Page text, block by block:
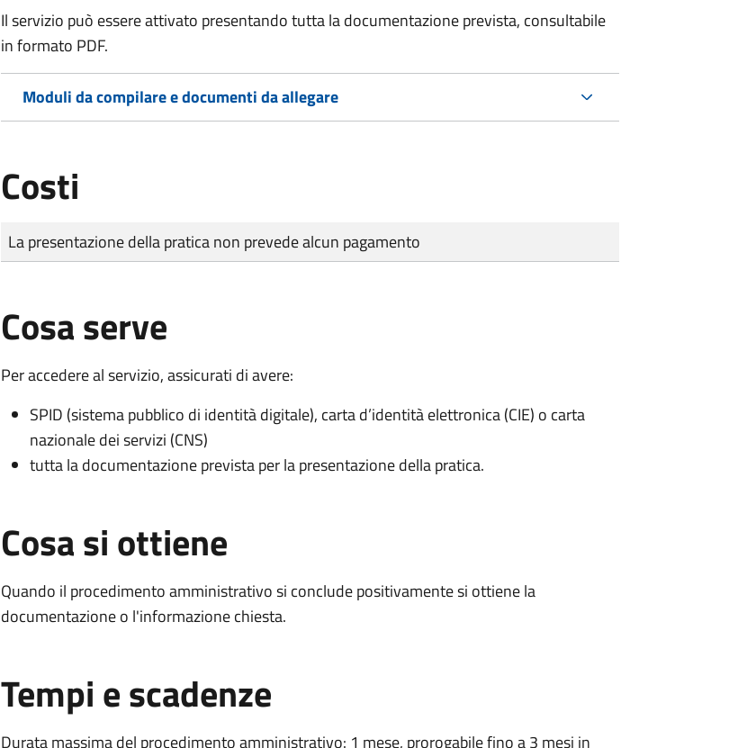
Il servizio può essere attivato presentando tutta la documentazione prevista, consultabile
in formato PDF.
Moduli da compilare e documenti da allegare
Costi
Tipo di pagamento
Importo
La presentazione della pratica non prevede alcun pagamento
Cosa serve
Per accedere al servizio, assicurati di avere:
SPID (sistema pubblico di identità digitale), carta d’identità elettronica (CIE) o carta
nazionale dei servizi (CNS)
tutta la documentazione prevista per la presentazione della pratica.
Cosa si ottiene
Quando il procedimento amministrativo si conclude positivamente si ottiene la
documentazione o l'informazione chiesta.
Tempi e scadenze
Durata massima del procedimento amministrativo: 1 mese, prorogabile fino a 3 mesi in